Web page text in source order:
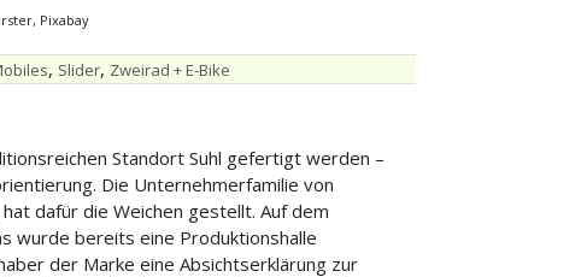
Pixabay
, Slider, Zweirad + E-Bike
Standort Suhl gefertigt werden –
Die Unternehmerfamilie von
dafür die Weichen gestellt. Auf dem
wurde bereits eine Produktionshalle
der Marke eine Absichtserklärung zur